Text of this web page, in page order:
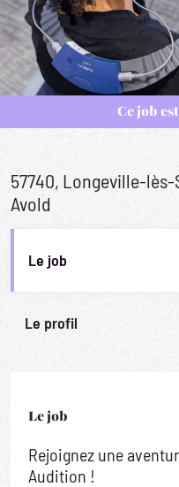
Ce job
57740, Longeville-
Avold
Le job
Le profil
Le job
Rejoignez une
Audition !